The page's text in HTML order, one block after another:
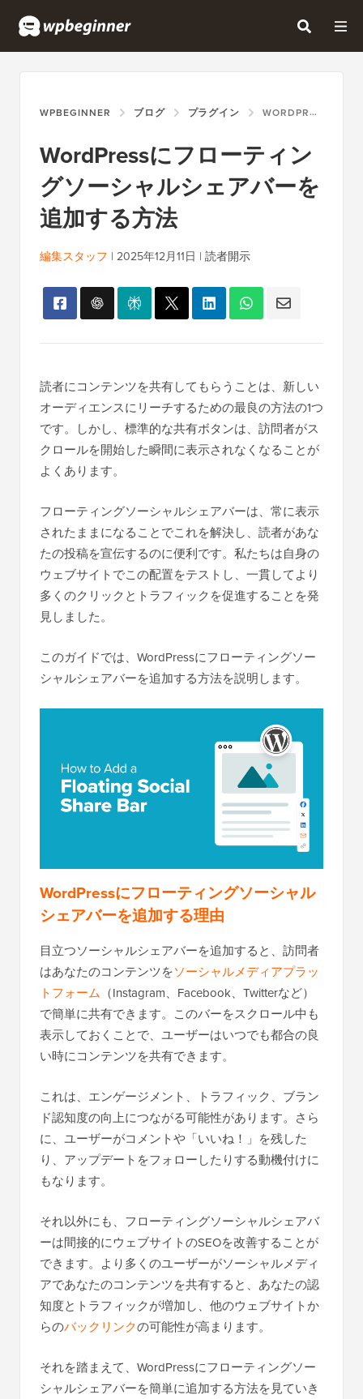
WPBEGINNER ブログ プラグイン WORDPRESSにフローティングソーシャルシェアバーを追加する方法
WordPressにフローティン
グソーシャルシェアバーを
追加する方法
編集スタッフ | 2025年12月11日 | 読者開示
読者にコンテンツを共有してもらうことは、新しい
オーディエンスにリーチするための最良の方法の1つ
です。しかし、標準的な共有ボタンは、訪問者がス
クロールを開始した瞬間に表示されなくなることが
よくあります。
フローティングソーシャルシェアバーは、常に表示
されたままになることでこれを解決し、読者があな
たの投稿を宣伝するのに便利です。私たちは自身の
ウェブサイトでこの配置をテストし、一貫してより
多くのクリックとトラフィックを促進することを発
見しました。
このガイドでは、WordPressにフローティングソー
シャルシェアバーを追加する方法を説明します。
WordPressにフローティングソーシャル
シェアバーを追加する理由
目立つソーシャルシェアバーを追加すると、訪問者
はあなたのコンテンツをソーシャルメディアプラッ
トフォーム （Instagram、Facebook、Twitterなど）
で簡単に共有できます。このバーをスクロール中も
表示しておくことで、ユーザーはいつでも都合の良
い時にコンテンツを共有できます。
これは、エンゲージメント、トラフィック、ブラン
ド認知度の向上につながる可能性があります。さら
に、ユーザーがコメントや「いいね！」を残した
り、アップデートをフォローしたりする動機付けに
もなります。
それ以外にも、フローティングソーシャルシェアバ
ーは間接的にウェブサイトのSEOを改善することが
できます。より多くのユーザーがソーシャルメディ
アであなたのコンテンツを共有すると、あなたの認
知度とトラフィックが増加し、他のウェブサイトか
らのバックリンクの可能性が高まります。
それを踏まえて、WordPressにフローティングソー
シャルシェアバーを簡単に追加する方法を見ていき